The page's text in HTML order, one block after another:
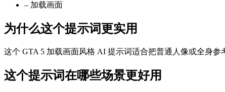
– 加载画面
为什么这个提示词更实用
这个 GTA 5 加载画面风格 AI 提示词适合把普通人像或全身
这个提示词在哪些场景更好用